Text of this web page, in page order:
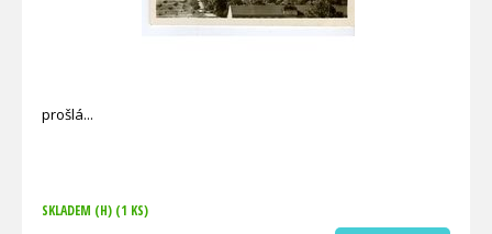
prošlá
SKLADEM (H) (1 KS)